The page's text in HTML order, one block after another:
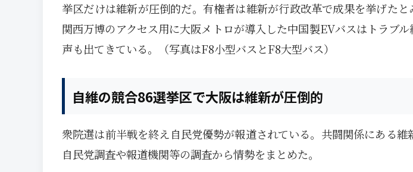
挙区だけは維新が圧倒的だ。有権者は維新が行政改革で成果を挙げたと
関西万博のアクセス用に大阪メトロが導入した中国製EVバスはトラブ
声も出てきている。（写真はF8小型バスとF8大型バス）
自維の競合86選挙区で大阪は維新が圧倒的
衆院選は前半戦を終え自民党優勢が報道されている。共闘関係にある維
自民党調査や報道機関等の調査から情勢をまとめた。